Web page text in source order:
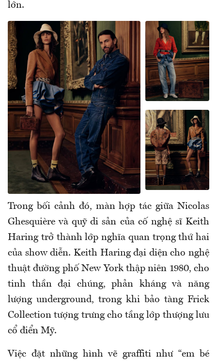
lớn.
Trong bối cảnh đó, màn hợp tác giữa Nicolas
Ghesquière và quỹ di sản của cố nghệ sĩ Keith
Haring trở thành lớp nghĩa quan trọng thứ hai
của show diễn. Keith Haring đại diện cho nghệ
thuật đường phố New York thập niên 1980, cho
tinh thần đại chúng, phản kháng và năng
lượng underground, trong khi bảo tàng Frick
Collection tượng trưng cho tầng lớp thượng lưu
cổ điển Mỹ.
Việc đặt những hình vẽ graffiti như “em bé